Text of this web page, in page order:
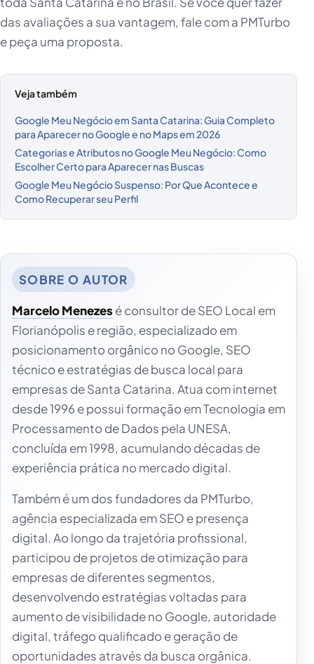
das avaliações a sua vantagem, fale com a PMTurbo
e peça uma proposta.
Veja também
Google Meu Negócio em Santa Catarina: Guia Completo
para Aparecer no Google e no Maps em 2026
Categorias e Atributos no Google Meu Negócio: Como
Escolher Certo para Aparecer nas Buscas
Google Meu Negócio Suspenso: Por Que Acontece e
Como Recuperar seu Perfil
Marcelo Menezesé consultor de SEO Local em
Florianópolis e região, especializado em
posicionamento orgânico no Google, SEO
técnico e estratégias de busca local para
empresas de Santa Catarina. Atua com internet
desde 1996 e possui formação em Tecnologia em
Processamento de Dados pela UNESA,
concluída em 1998, acumulando décadas de
experiência prática no mercado digital.
Também é um dos fundadores da PMTurbo,
agência especializada em SEO e presença
digital. Ao longo da trajetória profissional,
participou de projetos de otimização para
empresas de diferentes segmentos,
desenvolvendo estratégias voltadas para
aumento de visibilidade no Google, autoridade
digital, tráfego qualificado e geração de
oportunidades através da busca orgânica.